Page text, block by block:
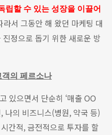
립할 수 있는 성장을 이끌어
라서 그동안 해 왔던 마케팅 대
정으로 돕기 위한 새로운 방
의 페르소나
있으면서 단순히 ‘매출 OO
나의 비즈니스(병원, 약국 등)
간적, 금전적으로 투자를 할